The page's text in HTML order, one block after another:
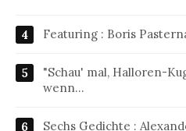
Featuring : Boris
"Schau' mal, Halloren-
wenn…
Sechs Gedichte :